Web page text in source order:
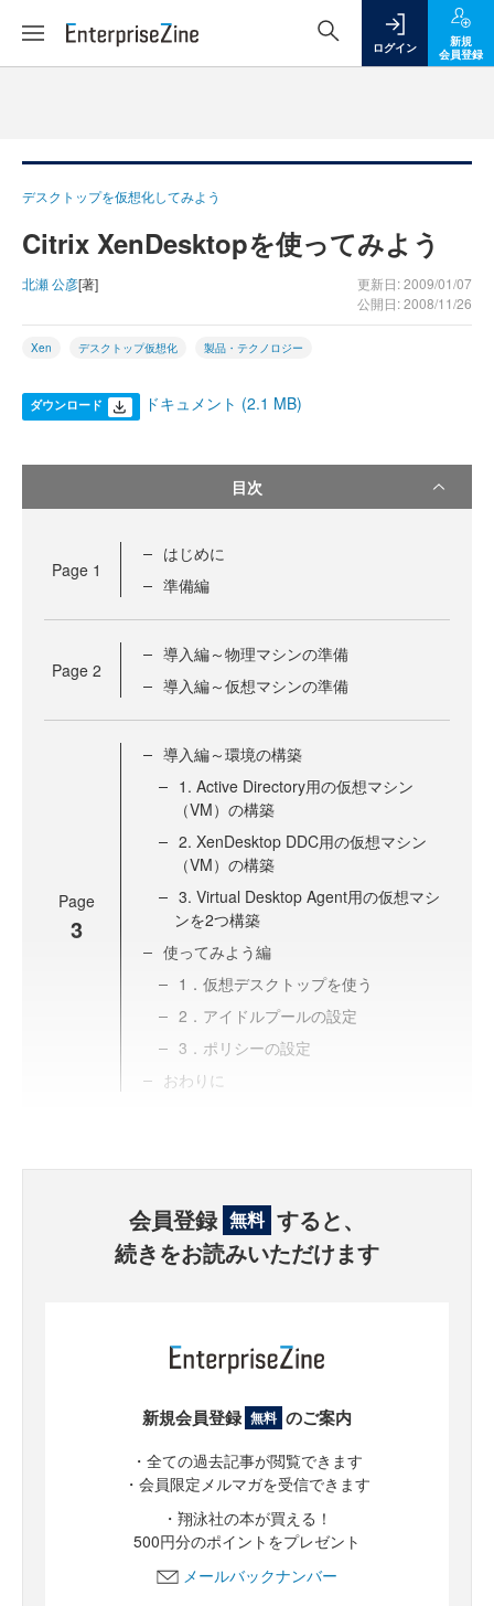
ログイン
新規
会員登録
デスクトップを仮想化してみよう
Citrix XenDesktopを使ってみよう
北瀬 公彦[著]
更新日: 2009/01/07
公開日: 2008/11/26
Xen デスクトップ仮想化 製品・テクノロジー
ダウンロード ドキュメント (2.1 MB)
目次
Page 1
はじめに
準備編
Page 2
導入編～物理マシンの準備
導入編～仮想マシンの準備
Page
3
導入編～環境の構築
1. Active Directory用の仮想マシン
（VM）の構築
2. XenDesktop DDC用の仮想マシン
（VM）の構築
3. Virtual Desktop Agent用の仮想マシ
ンを2つ構築
使ってみよう編
1．仮想デスクトップを使う
2．アイドルプールの設定
3．ポリシーの設定
おわりに
会員登録 無料 すると、
続きをお読みいただけます
新規会員登録 無料 のご案内
・全ての過去記事が閲覧できます
・会員限定メルマガを受信できます
・翔泳社の本が買える！
500円分のポイントをプレゼント
メールバックナンバー